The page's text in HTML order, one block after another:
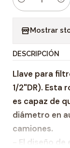
C
i
d
a
d
Mostrar
DESCRIPCIÓN
Llave para
1/2"DR). Esta
es capaz de
diámetro en
camiones.
- El diseño